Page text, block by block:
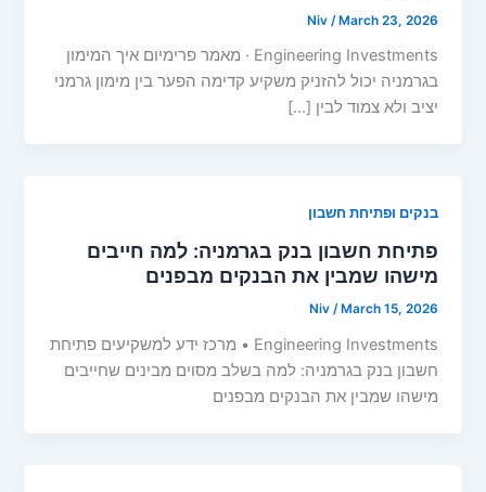
Niv /March 23, 2026
Engineering Investments · מאמר פרימיום איך המימון
בגרמניה יכול להזניק משקיע קדימה הפער בין מימון גרמני
יציב ולא צמוד לבין […]
בנקים ופתיחת חשבון
פתיחת חשבון בנק בגרמניה: למה חייבים
מישהו שמבין את הבנקים מבפנים
Niv / March 15, 2026
Engineering Investments • מרכז ידע למשקיעים פתיחת
חשבון בנק בגרמניה: למה בשלב מסוים מבינים שחייבים
מישהו שמבין את הבנקים מבפנים